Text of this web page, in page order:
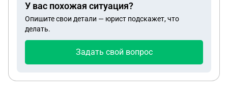
принести ксирокопию о расторжении брака могут
ли нас расписать без оригинала.
У вас похожая ситуация?
Опишите свои детали — юрист подскажет, что
делать.
Задать свой вопрос